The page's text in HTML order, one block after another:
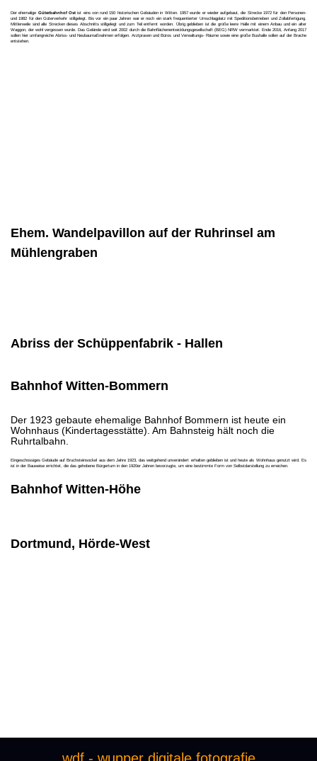
Der ehemalige Güterbahnhof Ostist eins von rund 150 historischen Gebäuden in Witten. 1957 wurde er wieder aufgebaut, die Strecke 1972 für den Personen-
und 1982 für den Güterverkehr stillgelegt. Bis vor ein paar Jahren war er noch ein stark frequentierter Umschlagplatz mit Speditionsbetrieben und Zollabfertigung.
Mittlerweile sind alle Strecken dieses Abschnitts stillgelegt und zum Teil entfernt worden. Übrig geblieben ist die große leere Halle mit einem Anbau und ein alter
Waggon, der wohl vergessen wurde. Das Gelände wird seit 2002 durch die Bahnflächenentwicklungsgesellschaft (BEG) NRW vermarktet. Ende 2016, Anfang 2017
sollen hier umfangreiche Abriss- und Neubaumaßnahmen erfolgen. Arztpraxen und Büros und Verwaltungs- Räume sowie eine große Bushalle sollen auf der Brache
entstehen.
Ehem. Wandelpavillon auf der Ruhrinsel am
Mühlengraben
Abriss der Schüppenfabrik - Hallen
Bahnhof Witten-Bommern
Der 1923 gebaute ehemalige Bahnhof Bommern ist heute ein
Wohnhaus (Kindertagesstätte). Am Bahnsteig hält noch die
Ruhrtalbahn.
Eingeschossiges Gebäude auf Bruchsteinsockel aus dem Jahre 1923, das weitgehend unverändert erhalten geblieben ist und heute als Wohnhaus genutzt wird. Es
ist in der Bauweise errichtet, die das gehobene Bürgertum in den 1920er Jahren bevorzugte, um eine bestimmte Form von Selbstdarstellung zu erreichen.
Bahnhof Witten-Höhe
Dortmund, Hörde-West